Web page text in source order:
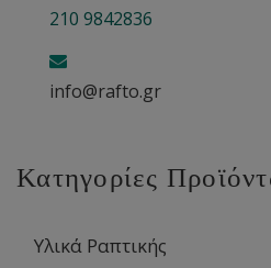
210 9842836
info@rafto.gr
Κατηγορίες
Υλικά Ραπτικής